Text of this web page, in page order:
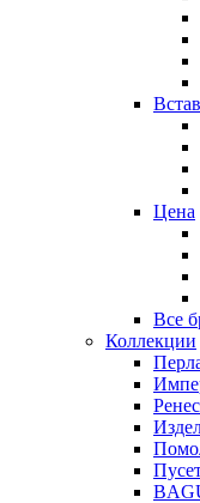
Цена
Все
Коллекции